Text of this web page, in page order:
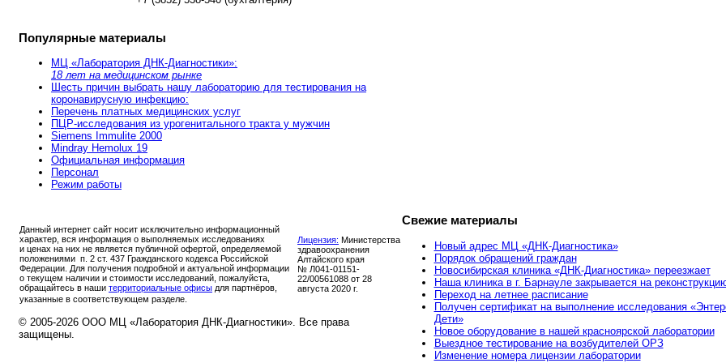
Популярные материалы
МЦ «Лаборатория ДНК-Диагностики»:
18 лет на медицинском рынке
Шесть причин выбрать нашу лабораторию для тестирования на
коронавирусную инфекцию:
Перечень платных медицинских услуг
ПЦР-исследования из урогенитального тракта у мужчин
Siemens Immulite 2000
Mindray Hemolux 19
Официальная информация
Персонал
Режим работы
Свежие материалы
Новый адрес МЦ «ДНК-Диагностика»
Порядок обращений граждан
Новосибирская клиника «ДНК-Диагностика» переезжает
Наша клиника в г. Барнауле закрывается на
Переход на летнее расписание
Получен сертификат на выполнение исследования
Дети»
Новое оборудование в нашей красноярской лаборатории
Выездное тестирование на возбудителей ОРЗ
Изменение номера лицензии лаборатории
Данный интернет сайт носит исключительно информационный
характер, вся информация о выполняемых исследованиях
и ценах на них не является публичной офертой, определяемой
положениями п. 2 ст. 437 Гражданского кодекса Российской
Федерации. Для получения подробной и актуальной информации
о текущем наличии и стоимости исследований, пожалуйста,
обращайтесь в наши территориальные офисы для партнёров,
указанные в соответствующем разделе.
Лицензия: Министерства
здравоохранения
Алтайского края
№ Л041-01151-
22/00561088 от 28
августа 2020 г.
© 2005-2026 ООО МЦ «Лаборатория ДНК-Диагностики». Все права
защищены.